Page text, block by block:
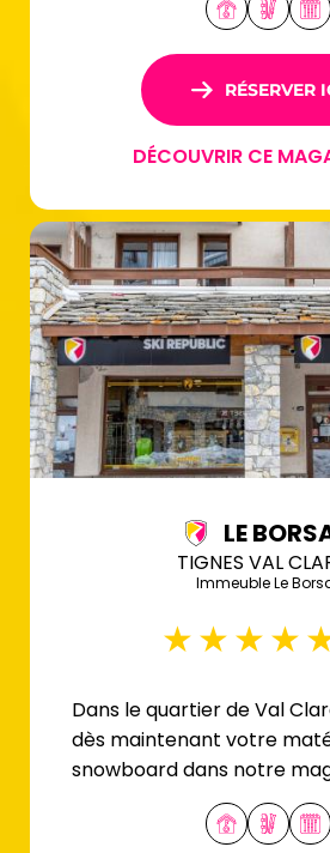
RÉSERVER
DÉCOUVRIR CE
LE
TIGNES VAL
Immeuble Le
Dans le quartier de Val
dès maintenant votre
snowboard dans notre
location Le Borsat.